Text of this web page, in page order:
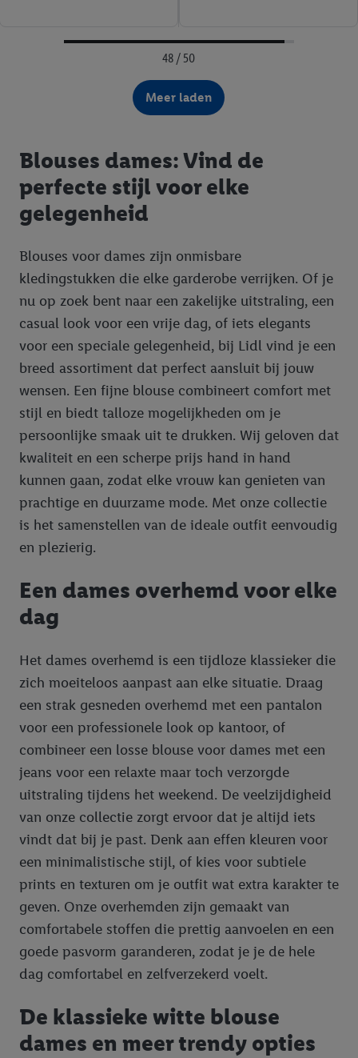
48 / 50
Meer laden
Blouses dames: Vind de
perfecte stijl voor elke
gelegenheid
Blouses voor dames zijn onmisbare
kledingstukken die elke garderobe verrijken. Of je
nu op zoek bent naar een zakelijke uitstraling, een
casual look voor een vrije dag, of iets elegants
voor een speciale gelegenheid, bij Lidl vind je een
breed assortiment dat perfect aansluit bij jouw
wensen. Een fijne blouse combineert comfort met
stijl en biedt talloze mogelijkheden om je
persoonlijke smaak uit te drukken. Wij geloven dat
kwaliteit en een scherpe prijs hand in hand
kunnen gaan, zodat elke vrouw kan genieten van
prachtige en duurzame mode. Met onze collectie
is het samenstellen van de ideale outfit eenvoudig
en plezierig.
Een dames overhemd voor elke
dag
Het dames overhemd is een tijdloze klassieker die
zich moeiteloos aanpast aan elke situatie. Draag
een strak gesneden overhemd met een pantalon
voor een professionele look op kantoor, of
combineer een losse blouse voor dames met een
jeans voor een relaxte maar toch verzorgde
uitstraling tijdens het weekend. De veelzijdigheid
van onze collectie zorgt ervoor dat je altijd iets
vindt dat bij je past. Denk aan effen kleuren voor
een minimalistische stijl, of kies voor subtiele
prints en texturen om je outfit wat extra karakter te
geven. Onze overhemden zijn gemaakt van
comfortabele stoffen die prettig aanvoelen en een
goede pasvorm garanderen, zodat je je de hele
dag comfortabel en zelfverzekerd voelt.
De klassieke witte blouse
dames en meer trendy opties